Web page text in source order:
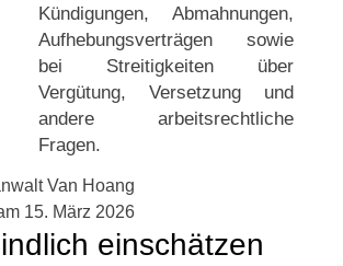
Kündigungen, Abmahnungen,
Aufhebungsverträgen sowie
bei Streitigkeiten über
Vergütung, Versetzung und
andere arbeitsrechtliche
Fragen.
Van Hoang
15. März 2026
einschätzen